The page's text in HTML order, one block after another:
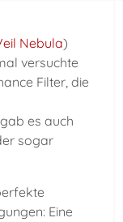
Nebula)
versuchte
Filter, die
es auch
sogar
Eine